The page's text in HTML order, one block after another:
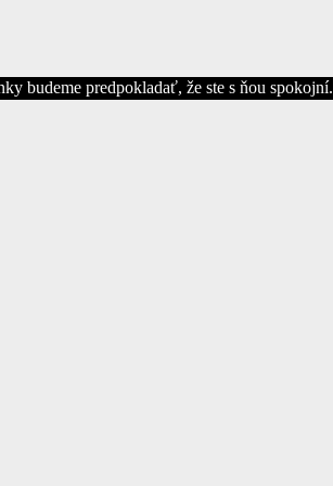
budeme predpokladať, že ste s ňou spokojní.